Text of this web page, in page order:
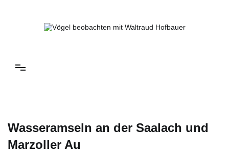
Wasseramseln an der Saalach und
Marzoller Au